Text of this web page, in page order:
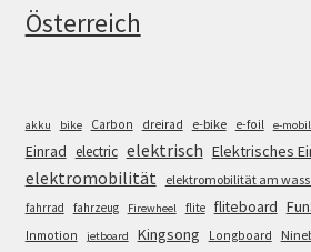
Österreich
akku bike Carbon dreirad e-bike e-foil e-
Einrad electric elektrisch Elektrisches
elektromobilität elektromobilität am
fahrrad
fahrzeug Firewheel flite fliteboard
Inmotion jetboard Kingsong Longboard